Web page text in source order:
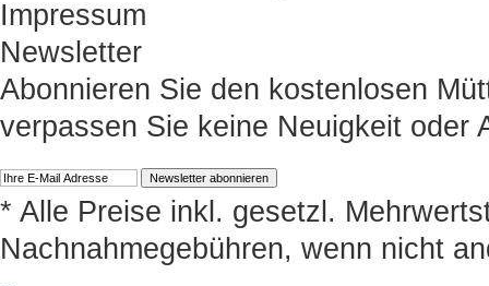
Impressum
Newsletter
Abonnieren Sie den kostenlosen
verpassen Sie keine Neuigkeit oder
* Alle Preise inkl. gesetzl.
Nachnahmegebühren, wenn nicht